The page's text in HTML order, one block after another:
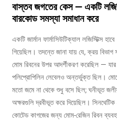
বাস্তব জগতের কেস — একটি
বারকোড সমস্যা সমাধান করে
একটি জার্মান ফার্মাসিউটিক্যাল লজিস্টিক্স
গিয়েছিল। তদন্তে জানা যায় যে, ক্রয়
মোম রিবনের উপর আদর্শীকরণ করেছিল —
পলিপ্রোপিলিন লেবেলও অন্তর্ভুক্ত ছিল।
মতো জমে না থেকে শুধু বসে ছিল; ঘনীভূত
অক্ষরগুলি দ্রবীভূত করে দিয়েছিল।
কোটেড কাগজের জন্য মোম-রেজিন রিবন